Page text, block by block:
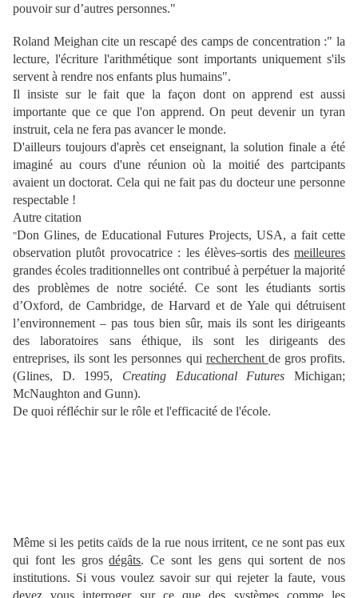
pouvoir sur d’autres personnes."
Roland Meighan cite un rescapé des camps de concentration :" la
lecture, l'écriture l'arithmétique sont importants uniquement s'ils
servent à rendre nos enfants plus humains".
Il insiste sur le fait que la façon dont on apprend est aussi
importante que ce que l'on apprend. On peut devenir un tyran
instruit, cela ne fera pas avancer le monde.
D'ailleurs toujours d'après cet enseignant, la solution finale a été
imaginé au cours d'une réunion où la moitié des partcipants
avaient un doctorat. Cela qui ne fait pas du docteur une personne
respectable !
Autre citation
"Don Glines, de Educational Futures Projects, USA, a fait cette
observation plutôt provocatrice : les élèves sortis des meilleures
grandes écoles traditionnelles ont contribué à perpétuer la majorité
des problèmes de notre société. Ce sont les étudiants sortis
d’Oxford, de Cambridge, de Harvard et de Yale qui détruisent
l’environnement – pas tous bien sûr, mais ils sont les dirigeants
des laboratoires sans éthique, ils sont les dirigeants des
entreprises, ils sont les personnes qui recherchent de gros profits.
(Glines, D. 1995, Creating Educational Futures Michigan;
McNaughton and Gunn).
De quoi réfléchir sur le rôle et l'efficacité de l'école.
Même si les petits caïds de la rue nous irritent, ce ne sont pas eux
qui font les grosdégâts. Ce sont les gens qui sortent de nos
institutions. Si vous voulez savoir sur qui rejeter la faute, vous
devez vous interroger sur ce que des systèmes comme les